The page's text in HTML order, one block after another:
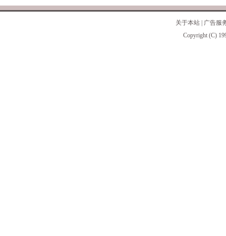
关于本站
广告服
Copyright (C)